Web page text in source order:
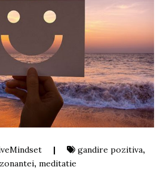
| gandire pozitiva,
, meditatie